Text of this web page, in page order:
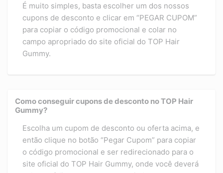
É muito simples, basta escolher um dos nossos
cupons de desconto e clicar em “PEGAR CUPOM”
para copiar o código promocional e colar no
campo apropriado do site oficial do TOP Hair
Gummy.
Como conseguir cupons de desconto no TOP Hair
Gummy?
Escolha um cupom de desconto ou oferta acima, e
então clique no botão “Pegar Cupom” para copiar
o código promocional e ser redirecionado para o
site oficial do TOP Hair Gummy, onde você deverá